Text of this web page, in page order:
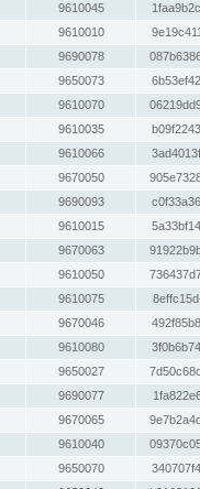
9610045
9610010
9690078
9650073
9610070
9610035
9610066
9670050
9690093
9610015
9670063
9610050
9610075
9670046
9610080
9650027
9690077
9670065
9610040
9650070